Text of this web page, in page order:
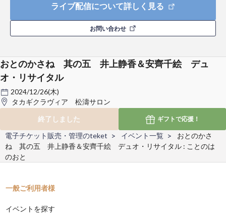
ライブ配信について詳しく見る
お問い合わせ
おとのかさね 其の五 井上静香＆安齊千絵 デュ
オ・リサイタル
2024/12/26(木)
タカギクラヴィア 松濤サロン
終了しました
ギフトで応援！
電子チケット販売・管理のteket イベント一覧
おとのかさ
ね 其の五 井上静香＆安齊千絵 デュオ・リサイタル : ことのは
のおと
一般ご利用者様
イベントを探す